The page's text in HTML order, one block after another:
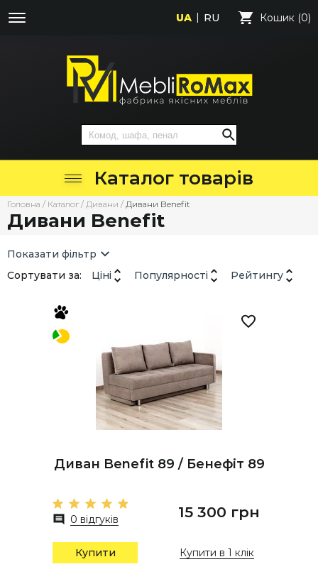
UA RU Кошик (0)
Каталог товарів
Головна / Каталог / Дивани / Дивани Benefit
Дивани Benefit
Показати фільтр
Сортувати за:
Ціні Популярності Рейтингу
Диван Benefit 89 / Бенефіт 89
0 відгуків 15 300 грн
Купити Купити в 1 клік